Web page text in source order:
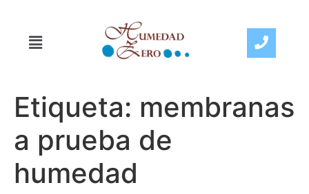
Etiqueta: membranas
a prueba de
humedad